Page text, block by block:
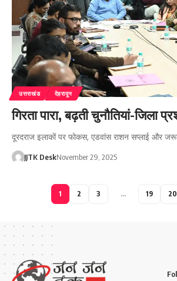
उत्तराखंड देहरादून
गिरता पारा, बढ़ती चुनौतियां-जिला
दूरदराज इलाकों पर फोकस, एडवांस राशन सप्लाई और
JJTK DeskNovember 29, 2025
1 2 3 … 19 20